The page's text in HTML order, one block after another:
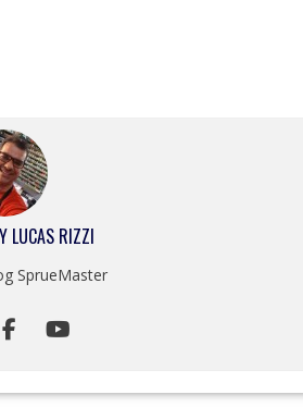
LUCAS RIZZI
SprueMaster